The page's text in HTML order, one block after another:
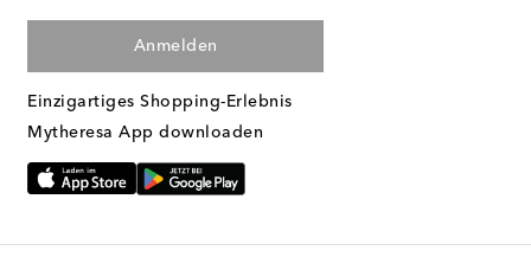
Anmelden
Einzigartiges Shopping-Erlebnis
Mytheresa App downloaden